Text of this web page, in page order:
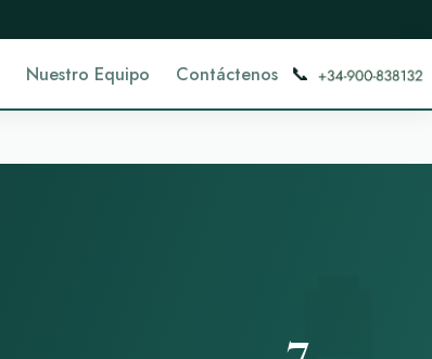
Nuestro Equipo Contáctenos 📞